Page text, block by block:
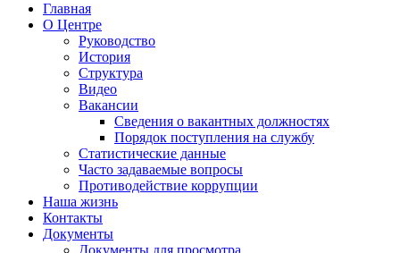
Главная
О Центре
Руководство
История
Структура
Видео
Вакансии
Сведения о вакантных должностях
Порядок поступления на службу
Статистические данные
Часто задаваемые вопросы
Противодействие коррупции
Наша жизнь
Контакты
Документы